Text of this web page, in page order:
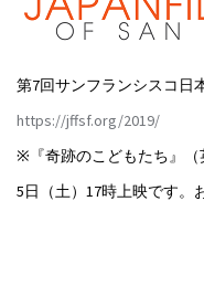
第7回サンフランシスコ
https://jffsf.org/2019/
※『奇跡のこどもたち』（
5日（土）17時上映です。